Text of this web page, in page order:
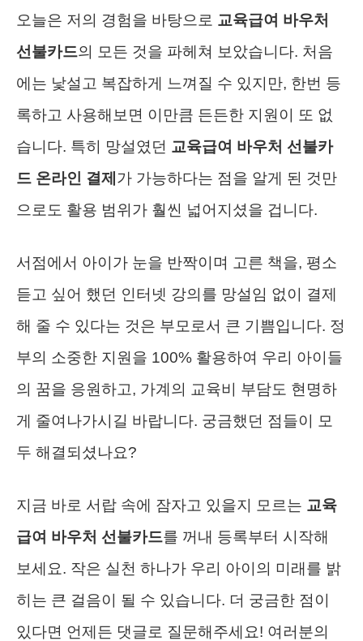
오늘은 저의 경험을 바탕으로 교육급여 바우처
선불카드의 모든 것을 파헤쳐 보았습니다. 처음
에는 낯설고 복잡하게 느껴질 수 있지만, 한번 등
록하고 사용해보면 이만큼 든든한 지원이 또 없
습니다. 특히 망설였던 교육급여 바우처 선불카
드 온라인 결제 가 가능하다는 점을 알게 된 것만
으로도 활용 범위가 훨씬 넓어지셨을 겁니다.
서점에서 아이가 눈을 반짝이며 고른 책을, 평소
듣고 싶어 했던 인터넷 강의를 망설임 없이 결제
해 줄 수 있다는 것은 부모로서 큰 기쁨입니다. 정
부의 소중한 지원을 100% 활용하여 우리 아이들
의 꿈을 응원하고, 가계의 교육비 부담도 현명하
게 줄여나가시길 바랍니다. 궁금했던 점들이 모
두 해결되셨나요?
지금 바로 서랍 속에 잠자고 있을지 모르는 교육
급여 바우처 선불카드를 꺼내 등록부터 시작해
보세요. 작은 실천 하나가 우리 아이의 미래를 밝
히는 큰 걸음이 될 수 있습니다. 더 궁금한 점이
있다면 언제든 댓글로 질문해주세요! 여러분의